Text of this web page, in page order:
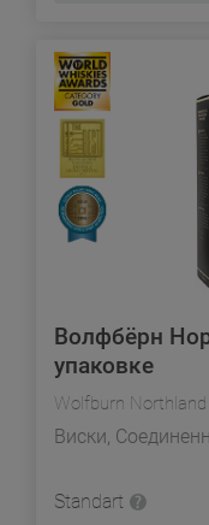
Волфбёрн
упаковке
Wolfburn Northland
Виски,
Standart